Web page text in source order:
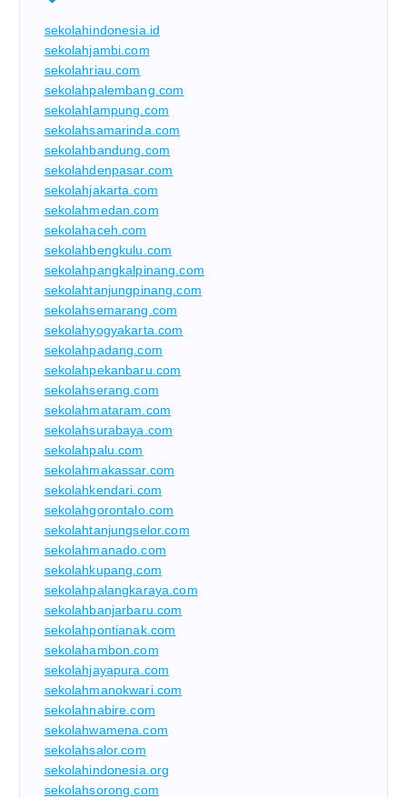
sekolahindonesia.id
sekolahjambi.com
sekolahriau.com
sekolahpalembang.com
sekolahlampung.com
sekolahsamarinda.com
sekolahbandung.com
sekolahdenpasar.com
sekolahjakarta.com
sekolahmedan.com
sekolahaceh.com
sekolahbengkulu.com
sekolahpangkalpinang.com
sekolahtanjungpinang.com
sekolahsemarang.com
sekolahyogyakarta.com
sekolahpadang.com
sekolahpekanbaru.com
sekolahserang.com
sekolahmataram.com
sekolahsurabaya.com
sekolahpalu.com
sekolahmakassar.com
sekolahkendari.com
sekolahgorontalo.com
sekolahtanjungselor.com
sekolahmanado.com
sekolahkupang.com
sekolahpalangkaraya.com
sekolahbanjarbaru.com
sekolahpontianak.com
sekolahambon.com
sekolahjayapura.com
sekolahmanokwari.com
sekolahnabire.com
sekolahwamena.com
sekolahsalor.com
sekolahindonesia.org
sekolahsorong.com